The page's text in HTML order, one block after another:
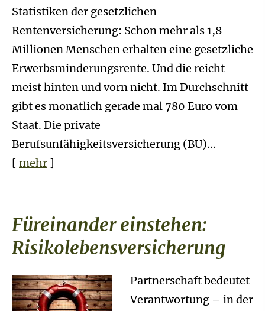
Statistiken der gesetzlichen
Rentenversicherung: Schon mehr als 1,8
Millionen Menschen erhalten eine gesetzliche
Erwerbsminderungsrente. Und die reicht
meist hinten und vorn nicht. Im Durchschnitt
gibt es monatlich gerade mal 780 Euro vom
Staat. Die private
Berufsunfähigkeitsversicherung (BU)...
[ mehr ]
Füreinander einstehen:
Risiko­lebens­ver­si­che­rung
Partnerschaft bedeutet
Verantwortung – in der